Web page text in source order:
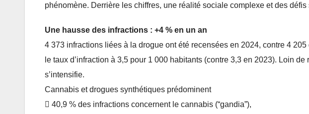
phénomène. Derrière les chiffres, une réalité sociale complexe et des
Une hausse des infractions : +4 % en un an
4 373 infractions liées à la drogue ont été recensées en 2024, contre 4
le taux d’infraction à 3,5 pour 1 000 habitants (contre 3,3 en 2023). Loin de
s’intensifie.
Cannabis et drogues synthétiques prédominent
 40,9 % des infractions concernent le cannabis (“gandia”),